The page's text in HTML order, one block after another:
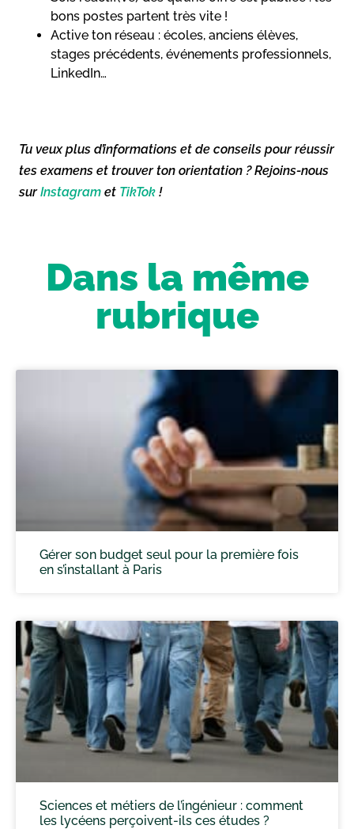
bons postes partent très vite !
Active ton réseau : écoles, anciens élèves,
stages précédents, événements professionnels,
LinkedIn…
Tu veux plus d’informations et de conseils pour réussir
tes examens et trouver ton orientation ? Rejoins-nous
surInstagram et TikTok !
Dans la même
rubrique
Gérer son budget seul pour la première fois
en s’installant à Paris
Sciences et métiers de l’ingénieur : comment
les lycéens perçoivent-ils ces études ?